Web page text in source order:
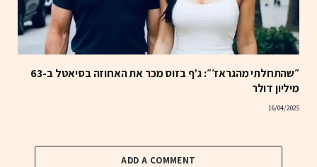
״שהתחלתי מהגראז׳״: ג’ף בזוס מכר את האחוזה בסיאטל ב-63
מיליון דולר
16/04/2025
ADD A COMMENT